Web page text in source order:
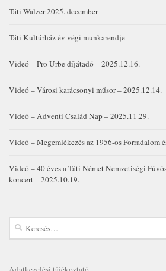
Táti Walzer 2025. december
Táti Kultúrház év végi munkarendje
Videó – Pro Urbe díjátadó – 2025.12.16.
Videó – Városi karácsonyi műsor – 2025.12.14.
Videó – Adventi Család Nap – 2025.11.29.
Videó – Megemlékezés az 1956-os Forradalom
Videó – 40 éves a Táti Német Nemzetiségi
koncert – 2025.10.19.
Keresés: